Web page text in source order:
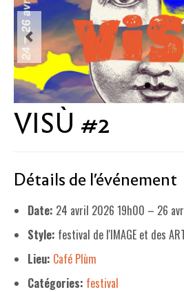
LE CONSEIL COOPÉRATIF
NOUS SOUTENIR
LE PROGRAMME
DÉTAIL DES ÉVÉNEMENTS
LA SAISON CULTURELLE
LE PROJET DE TERRITOIRE
LE CAFÉ/RESTO
LA CARTE
VISÙ #2
Détails de l'événement
Date: 24 avril 2026 19h00 – 26
Style: festival de l'IMAGE et des
Lieu: Café Plùm
Catégories: festival